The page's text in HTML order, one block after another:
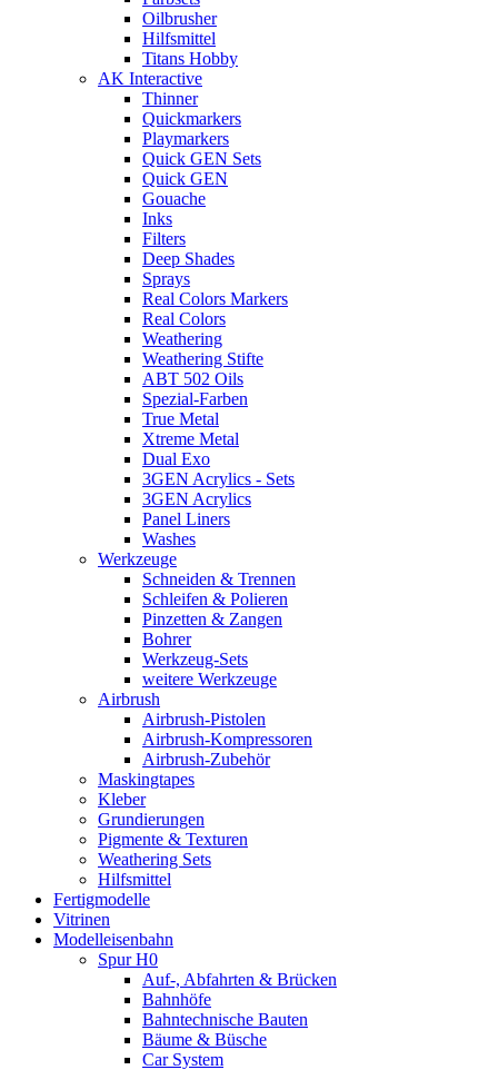
Oilbrusher
Hilfsmittel
Titans Hobby
AK Interactive
Thinner
Quickmarkers
Playmarkers
Quick GEN Sets
Quick GEN
Gouache
Inks
Filters
Deep Shades
Sprays
Real Colors Markers
Real Colors
Weathering
Weathering Stifte
ABT 502 Oils
Spezial-Farben
True Metal
Xtreme Metal
Dual Exo
3GEN Acrylics - Sets
3GEN Acrylics
Panel Liners
Washes
Werkzeuge
Schneiden & Trennen
Schleifen & Polieren
Pinzetten & Zangen
Bohrer
Werkzeug-Sets
weitere Werkzeuge
Airbrush
Airbrush-Pistolen
Airbrush-Kompressoren
Airbrush-Zubehör
Maskingtapes
Kleber
Grundierungen
Pigmente & Texturen
Weathering Sets
Hilfsmittel
Fertigmodelle
Vitrinen
Modelleisenbahn
Spur H0
Auf-, Abfahrten & Brücken
Bahnhöfe
Bahntechnische Bauten
Bäume & Büsche
Car System